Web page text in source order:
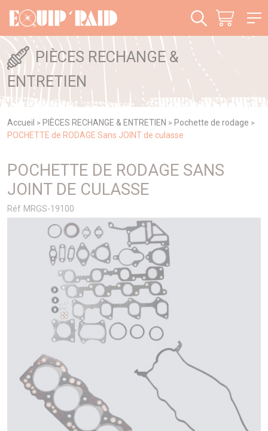
PIÈCES RECHANGE &
ENTRETIEN
Accueil > PIÈCES RECHANGE & ENTRETIEN > Pochette de rodage >
POCHETTE de RODAGE Sans JOINT de culasse
POCHETTE DE RODAGE SANS
JOINT DE CULASSE
Réf MRGS-19100
Panneau de gestion des cookies